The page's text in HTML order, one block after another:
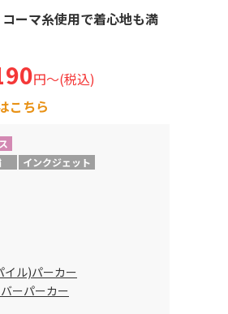
ーマ糸使用で着心地も満
円～(税込)
こちら
→
インクジェット
イル)パーカー
ーパーカー